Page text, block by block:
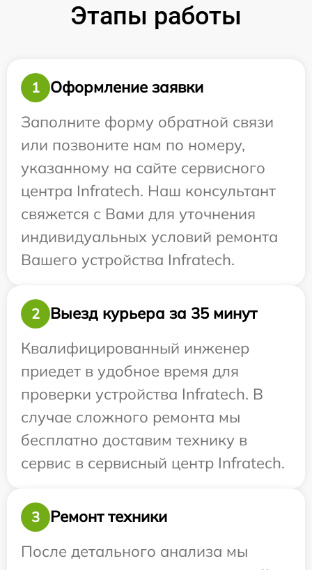
Этапы работы
1
Оформление заявки
Заполните форму обратной связи
или позвоните нам по номеру,
указанному на сайте сервисного
центра Infratech. Наш консультант
свяжется с Вами для уточнения
индивидуальных условий ремонта
Вашего устройства Infratech.
2
Выезд курьера за 35 минут
Квалифицированный инженер
приедет в удобное время для
проверки устройства Infratech. В
случае сложного ремонта мы
бесплатно доставим технику в
сервис в сервисный центр Infratech.
3
Ремонт техники
После детального анализа мы